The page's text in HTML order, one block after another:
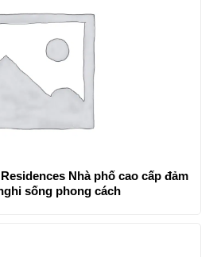
phố cao cấp đảm
sống phong cách